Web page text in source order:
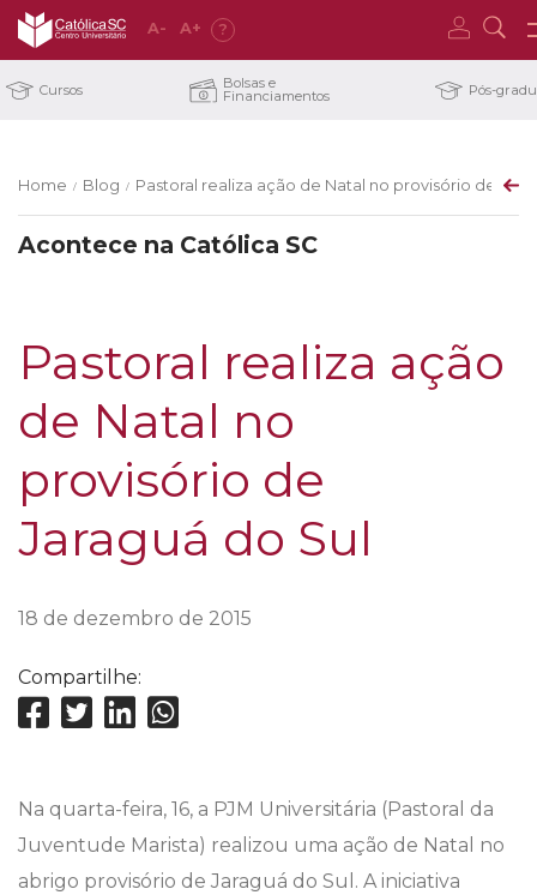
A- A+ ?
Cursos Bolsas e
Financiamentos Pós-
Home / Blog / Pastoral realiza ação de Natal no provisório de
Acontece na Católica SC
Pastoral realiza ação
de Natal no
provisório de
Jaraguá do Sul
18 de dezembro de 2015
Compartilhe:
Na quarta-feira, 16, a PJM Universitária (Pastoral da
Juventude Marista) realizou uma ação de Natal no
abrigo provisório de Jaraguá do Sul. A iniciativa